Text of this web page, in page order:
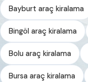
Bayburt araç kiralama
Bingöl araç kiralama
Bolu araç kiralama
Bursa araç kiralama